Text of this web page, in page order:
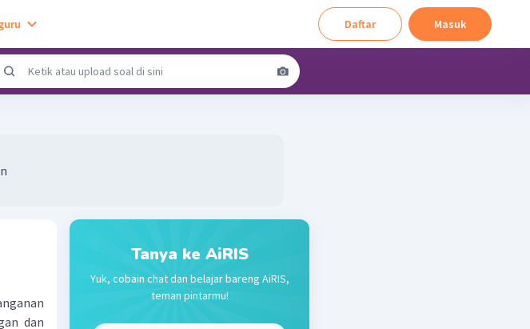
Daftar Masuk
dan
Tanya ke AiRIS
Yuk, cobain chat dan belajar bareng AiRIS,
teman pintarmu!